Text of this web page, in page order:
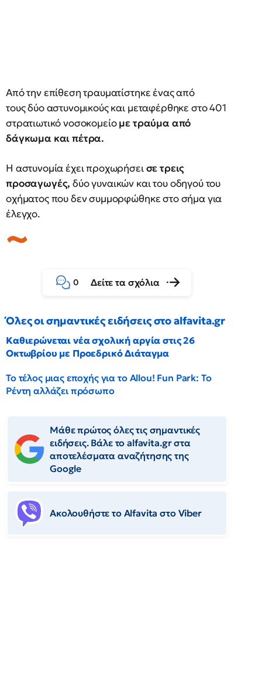
Από την επίθεση τραυματίστηκε ένας από
τους δύο αστυνομικούς και μεταφέρθηκε στο 401
στρατιωτικό νοσοκομείομε τραύμα από
δάγκωμα και πέτρα.
Η αστυνομία έχει προχωρήσεισε τρεις
προσαγωγές, δύο γυναικών και του οδηγού του
οχήματος που δεν συμμορφώθηκε στο σήμα για
έλεγχο.
0 Δείτε τα σχόλια
Όλες οι σημαντικές ειδήσεις στο alfavita.gr
Καθιερώνεται νέα σχολική αργία στις 26
Οκτωβρίου με Προεδρικό Διάταγμα
Το τέλος μιας εποχής για το Allou! Fun Park: Το
Ρέντη αλλάζει πρόσωπο
Μάθε πρώτος όλες τις σημαντικές
ειδήσεις. Βάλε το alfavita.gr στα
αποτελέσματα αναζήτησης της
Google
Ακολουθήστε το Αlfavita στο Viber